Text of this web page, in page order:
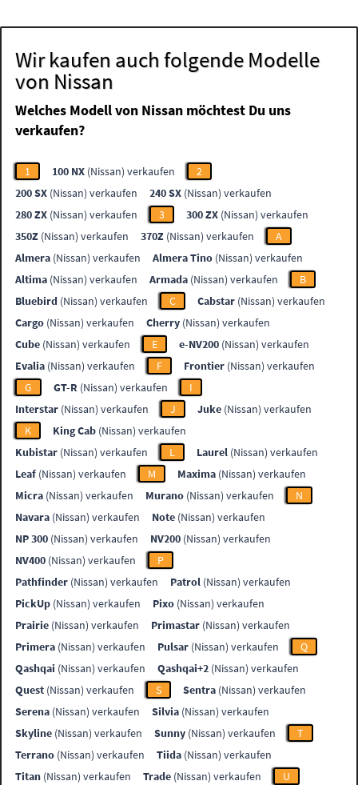
Wir kaufen auch folgende Modelle
von Nissan
Welches Modell von Nissan möchtest Du uns
verkaufen?
1 100 NX (Nissan) verkaufen
2
200 SX (Nissan) verkaufen 240 SX (Nissan) verkaufen
280 ZX (Nissan) verkaufen 3 300 ZX (Nissan) verkaufen
350Z (Nissan) verkaufen 370Z (Nissan) verkaufen
A
Almera (Nissan) verkaufen Almera Tino (Nissan) verkaufen
Altima (Nissan) verkaufen Armada (Nissan) verkaufen
B
Bluebird (Nissan) verkaufen C Cabstar (Nissan) verkaufen
Cargo (Nissan) verkaufen Cherry (Nissan) verkaufen
Cube (Nissan) verkaufen E e-NV200 (Nissan) verkaufen
Evalia (Nissan) verkaufen F Frontier (Nissan) verkaufen
G
GT-R (Nissan) verkaufen
I
Interstar (Nissan) verkaufen J Juke (Nissan) verkaufen
K
King Cab (Nissan) verkaufen
Kubistar (Nissan) verkaufen L Laurel (Nissan) verkaufen
Leaf (Nissan) verkaufen M Maxima (Nissan) verkaufen
Micra (Nissan) verkaufen Murano (Nissan) verkaufen
N
Navara (Nissan) verkaufen Note (Nissan) verkaufen
NP 300 (Nissan) verkaufen NV200 (Nissan) verkaufen
NV400 (Nissan) verkaufen
P
Pathfinder (Nissan) verkaufen Patrol (Nissan) verkaufen
PickUp (Nissan) verkaufen Pixo (Nissan) verkaufen
Prairie (Nissan) verkaufen Primastar (Nissan) verkaufen
Primera (Nissan) verkaufen Pulsar (Nissan) verkaufen
Q
Qashqai (Nissan) verkaufen Qashqai+2 (Nissan) verkaufen
Quest (Nissan) verkaufen S Sentra (Nissan) verkaufen
Serena (Nissan) verkaufen Silvia (Nissan) verkaufen
Skyline (Nissan) verkaufen Sunny (Nissan) verkaufen
T
Terrano (Nissan) verkaufen Tiida (Nissan) verkaufen
Titan (Nissan) verkaufen Trade (Nissan) verkaufen
U